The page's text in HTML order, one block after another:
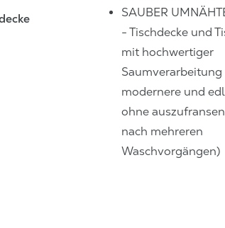
SAUBER
- Tischdecke und
mit hochwertiger
modernere und
ohne
nach mehreren
Waschvorgängen)